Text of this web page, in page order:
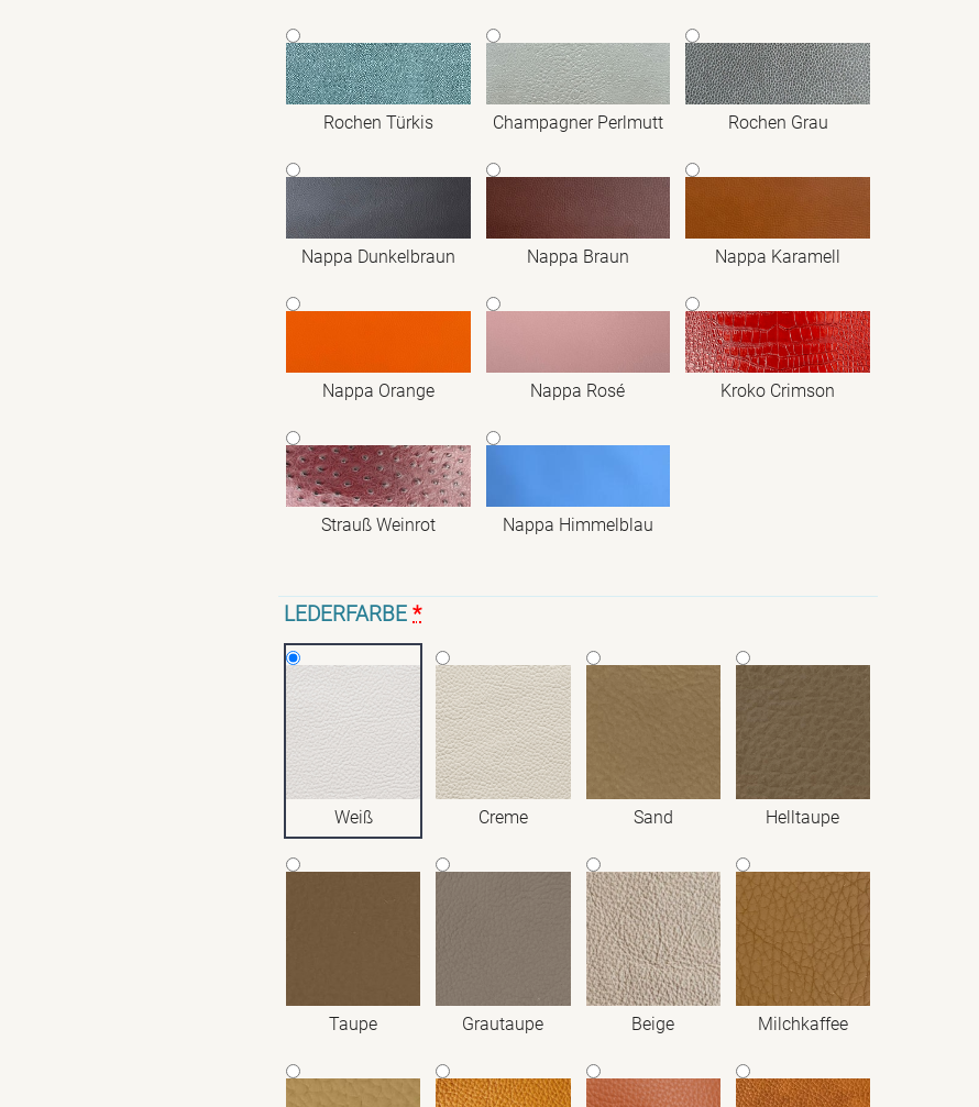
Rochen Türkis Champagner Perlmutt Rochen Grau
Nappa Dunkelbraun Nappa Braun Nappa Karamell
Nappa Orange Nappa Rosé Kroko Crimson
Strauß Weinrot Nappa Himmelblau
LEDERFARBE *
Weiß Creme Sand Helltaupe
Taupe Grautaupe Beige Milchkaffee